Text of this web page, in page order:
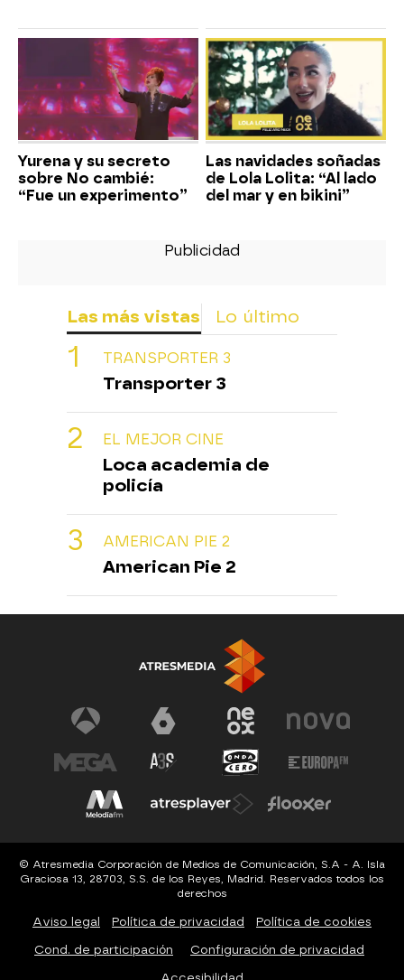
Yurena y su secreto
sobre No cambié:
“Fue un experimento”
Las navidades soñadas
de Lola Lolita: “Al lado
del mar y en bikini”
Las más vistas Lo último
TRANSPORTER 3
Transporter 3
EL MEJOR CINE
Loca academia de
policía
AMERICAN PIE 2
American Pie 2
© Atresmedia Corporación de Medios de Comunicación, S.A - A. Isla
Graciosa 13, 28703, S.S. de los Reyes, Madrid. Reservados todos los
derechos
Aviso legal Política de privacidad Política de cookies
Cond. de participación Configuración de privacidad